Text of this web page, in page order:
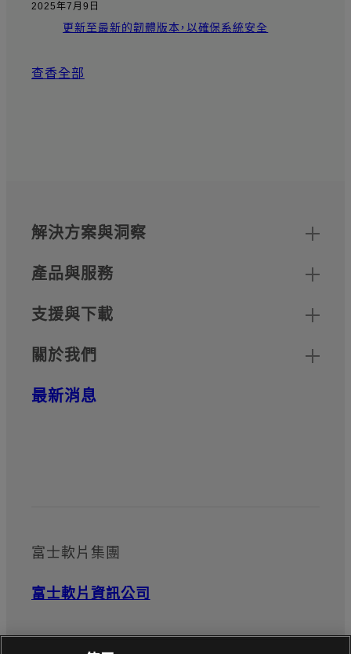
2025年7月9日
更新至最新的韌體版本，以確保系統安全
查香全部
頁尾網站地圖
解決方案與洞察
產品與服務
支援與下載
關於我們
最新消息
富士軟片集團
富士軟片資訊公司